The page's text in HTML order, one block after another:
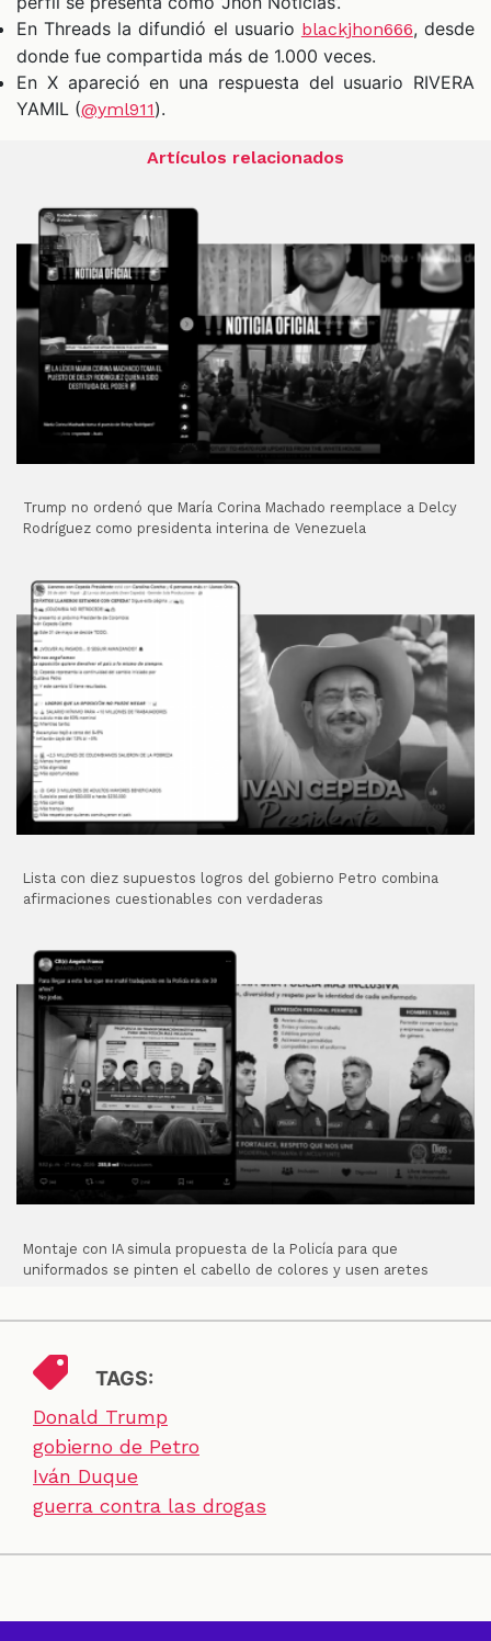
En Threads la difundió el usuario blackjhon666, desde
donde fue compartida más de 1.000 veces.
En X apareció en una respuesta del usuario RIVERA
YAMIL (@yml911).
Artículos relacionados
Trump no ordenó que María Corina Machado reemplace a Delcy
Rodríguez como presidenta interina de Venezuela
Lista con diez supuestos logros del gobierno Petro combina
afirmaciones cuestionables con verdaderas
Montaje con IA simula propuesta de la Policía para que
uniformados se pinten el cabello de colores y usen aretes
TAGS:
Donald Trump
gobierno de Petro
Iván Duque
guerra contra las drogas